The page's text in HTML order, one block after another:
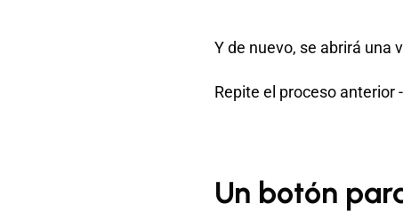
Y de nuevo, se abrirá una
Repite el proceso anterior
Un botón